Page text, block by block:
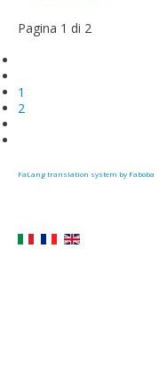
Pagina 1 di 2
1
2
FaLang translation system by Faboba